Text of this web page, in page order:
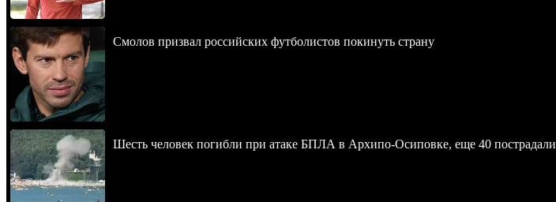
Смолов призвал российских футболистов покинуть страну
Шесть человек погибли при атаке БПЛА в Архипо-Осиповке, еще 40 пострадали